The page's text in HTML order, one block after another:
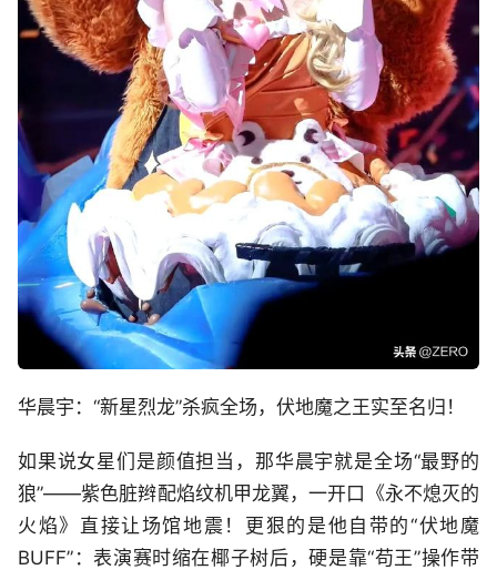
华晨宇：“新星烈龙”杀疯全场，伏地魔之王实至名归！
如果说女星们是颜值担当，那华晨宇就是全场“最野的
狼”——紫色脏辫配焰纹机甲龙翼，一开口《永不熄灭的
火焰》直接让场馆地震！更狠的是他自带的“伏地魔
BUFF”：表演赛时缩在椰子树后，硬是靠“苟王”操作带